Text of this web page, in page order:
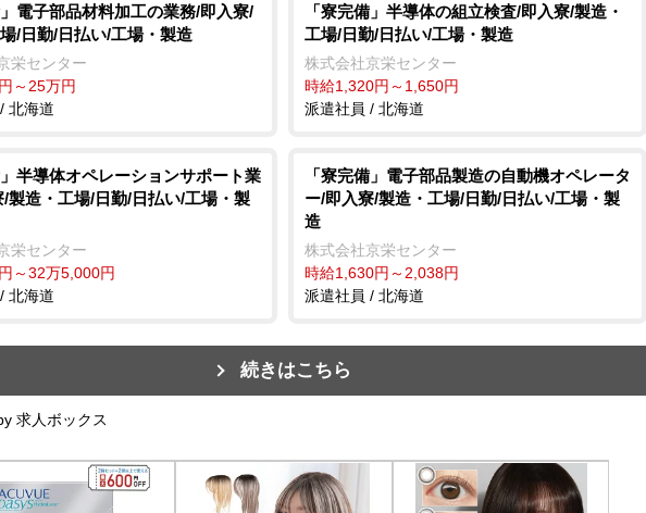
」電子部品材料加工の業務/即入寮/
/日勤/日払い/工場・製造
栄センター
～25万円
北海道
「寮完備」半導体の組立検査/即入寮/製造・
工場/日勤/日払い/工場・製造
株式会社京栄センター
時給1,320円～1,650円
派遣社員 / 北海道
」半導体オペレーションサポート業
製造・工場/日勤/日払い/工場・製
栄センター
～32万5,000円
北海道
「寮完備」電子部品製造の自動機オペレータ
ー/即入寮/製造・工場/日勤/日払い/工場・製
造
株式会社京栄センター
時給1,630円～2,038円
派遣社員 / 北海道
続きはこちら
求人ボックス